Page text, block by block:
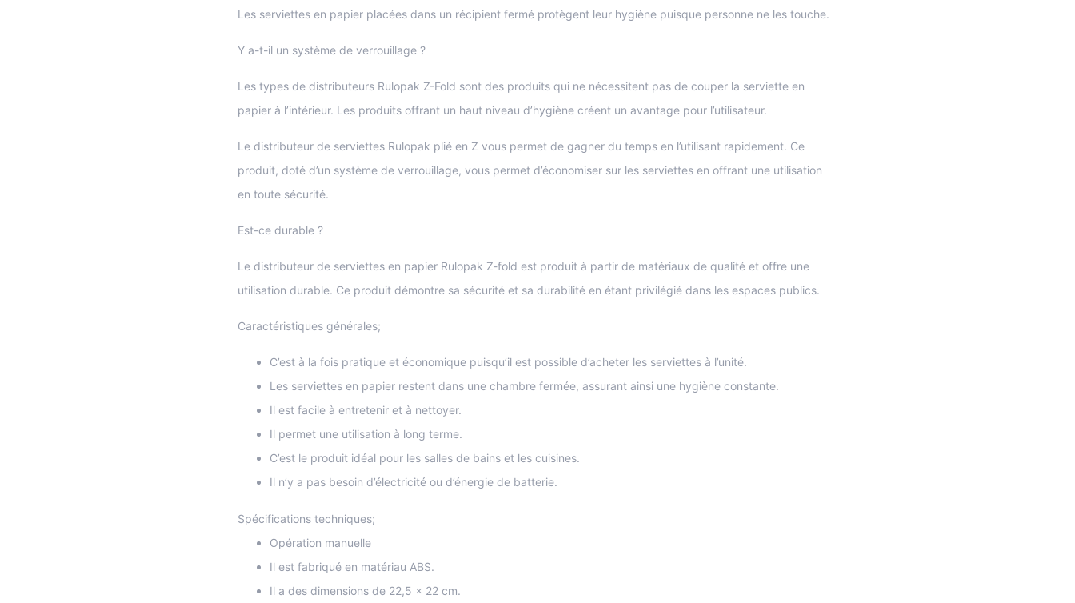
Les serviettes en papier placées dans un récipient fermé protègent leur hygiène puisque personne ne les touche.
Y a-t-il un système de verrouillage ?
Les types de distributeurs Rulopak Z-Fold sont des produits qui ne nécessitent pas de couper la serviette en
papier à l’intérieur. Les produits offrant un haut niveau d’hygiène créent un avantage pour l’utilisateur.
Le distributeur de serviettes Rulopak plié en Z vous permet de gagner du temps en l’utilisant rapidement. Ce
produit, doté d’un système de verrouillage, vous permet d’économiser sur les serviettes en offrant une utilisation
en toute sécurité.
Est-ce durable ?
Le distributeur de serviettes en papier Rulopak Z-fold est produit à partir de matériaux de qualité et offre une
utilisation durable. Ce produit démontre sa sécurité et sa durabilité en étant privilégié dans les espaces publics.
Caractéristiques générales;
C’est à la fois pratique et économique puisqu’il est possible d’acheter les serviettes à l’unité.
Les serviettes en papier restent dans une chambre fermée, assurant ainsi une hygiène constante.
Il est facile à entretenir et à nettoyer.
Il permet une utilisation à long terme.
C’est le produit idéal pour les salles de bains et les cuisines.
Il n’y a pas besoin d’électricité ou d’énergie de batterie.
Spécifications techniques;
Opération manuelle
Il est fabriqué en matériau ABS.
Il a des dimensions de 22,5 x 22 cm.